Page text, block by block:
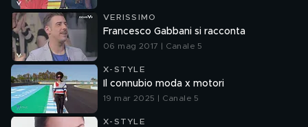
VERISSIMO
Francesco Gabbani si racconta
06 mag 2017 | Canale 5
X-STYLE
Il connubio moda x motori
19 mar 2025 | Canale 5
X-STYLE